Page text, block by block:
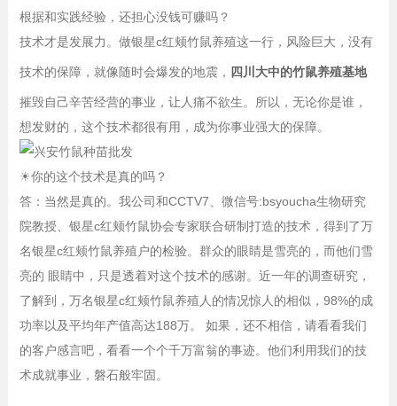
根据和实践经验，还担心没钱可赚吗？
技术才是发展力。做银星c红颊竹鼠养殖这一行，风险巨大，没有
技术的保障，就像随时会爆发的地震， 四川大中的竹鼠养殖基地
摧毁自己辛苦经营的事业，让人痛不欲生。所以，无论你是谁，
想发财的，这个技术都很有用，成为你事业强大的保障。
☀你的这个技术是真的吗？
答：当然是真的。我公司和CCTV7、微信号:bsyoucha生物研究
院教授、银星c红颊竹鼠协会专家联合研制打造的技术，得到了万
名银星c红颊竹鼠养殖户的检验。群众的眼睛是雪亮的，而他们雪
亮的 眼睛中，只是透着对这个技术的感谢。近一年的调查研究，
了解到，万名银星c红颊竹鼠养殖人的情况惊人的相似，98%的成
功率以及平均年产值高达188万。 如果，还不相信，请看看我们
的客户感言吧，看看一个个千万富翁的事迹。他们利用我们的技
术成就事业，磐石般牢固。